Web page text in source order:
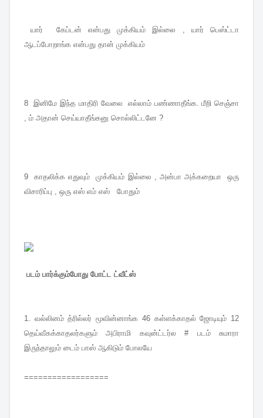
யார் கேப்டன் என்பது முக்கியம் இல்லை , யார் பெஸ்ட்டா
ஆடப்போறாங்க என்பது தான் முக்கியம்
8 இனிமே இந்த மாதிரி வேலை எல்லாம் பண்ணாதீங்க. மீறி செஞ்சா
, ம் அதான் செய்யாதீங்கனு சொல்லிட்டனே ?
9 காதலிக்க எதுவும் முக்கியம் இல்லை , அன்பா அக்கறையா ஒரு
விசாரிப்பு , ஒரு எஸ் எம் எஸ் போதும்
படம் பார்க்கும்போது போட்ட ட்வீட்ஸ்
1. வல்லினம் த்ரில்லர் மூவின்னாங்க 46 கள்ளக்காதல் ஜோடியும் 12
தெய்வீகக்காதலர்களும் அபிராமி கவுன்ட்டர்ல # படம் சுமாரா
இருந்தாலும் டைம் பாஸ் ஆகிடும் போலயே
==================